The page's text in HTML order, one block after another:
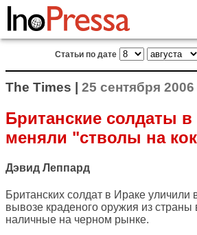
Статьи по дате
The Times | 25 сентября 2006
Британские солдаты в
меняли "стволы на
Дэвид Леппард
Британских солдат в Ираке уличили
вывозе краденого оружия из страны
наличные на черном рынке.